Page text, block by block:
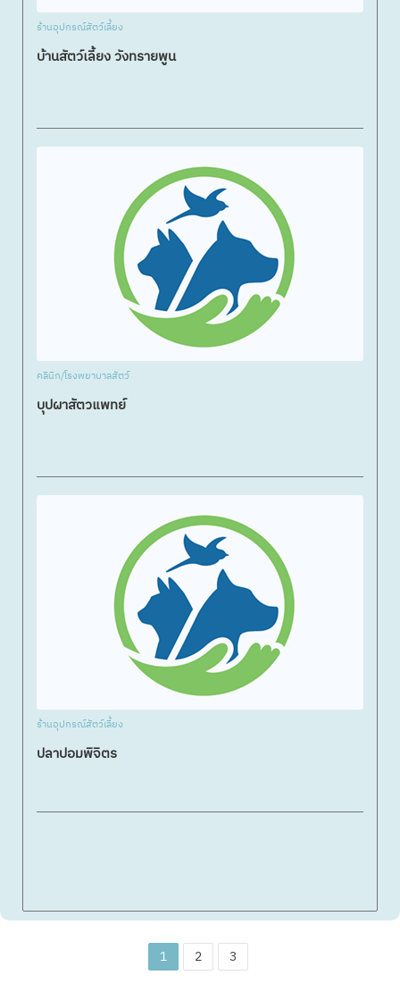
ร้านอุปกรณ์สัตว์เลี้ยง
บ้านสัตว์เลี้ยง วังทรายพูน
คลินิก/โรงพยาบาลสัตว์
บุปผาสัตวแพทย์
ร้านอุปกรณ์สัตว์เลี้ยง
ปลาปอมพิจิตร
1 2 3